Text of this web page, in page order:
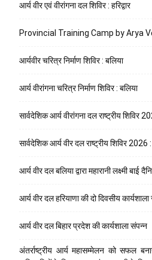
आर्य वीर एवं वीरांगना दल शिविर : हरिद्वार
Provincial Training Camp by Arya
आर्यवीर चरित्र निर्माण शिविर : बलिया
आर्य वीरांगना चरित्र निर्माण शिविर : बलिया
सार्वदेशिक आर्य वीरांगना दल राष्ट्रीय शिविर
सार्वदेशिक आर्य वीर दल राष्ट्रीय शिविर
आर्य वीर दल बलिया द्वारा महारानी लक्ष्मी बाई
आर्य वीर दल हरियाणा की दो दिवसीय
आर्य वीर दल बिहार प्रदेश की कार्यशाला संपन्न
अंतर्राष्ट्रीय आर्य महासम्मेलन को सफल